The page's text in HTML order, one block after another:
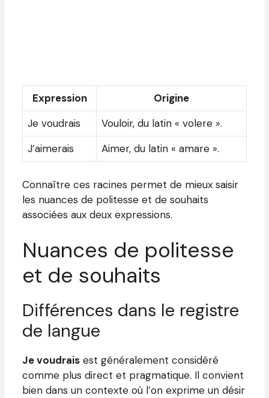
Expression
Origine
Je voudrais
Vouloir, du latin « volere ».
J’aimerais
Aimer, du latin « amare ».
Connaître ces racines permet de mieux saisir
les nuances de politesse et de souhaits
associées aux deux expressions.
Nuances de politesse
et de souhaits
Différences dans le registre
de langue
Je voudrais est généralement considéré
comme plus direct et pragmatique. Il convient
bien dans un contexte où l’on exprime un désir